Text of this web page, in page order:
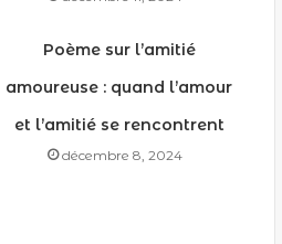
Poème sur l’amitié
amoureuse : quand l’amour
et l’amitié se rencontrent
décembre 8, 2024